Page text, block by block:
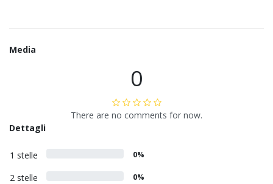
Media
0
There are no comments for now.
Dettagli
1 stelle 0%
2 stelle 0%